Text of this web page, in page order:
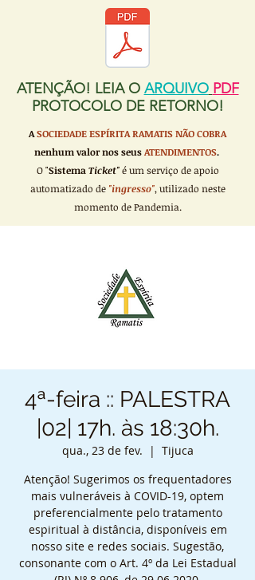
ATENÇÃO! LEIA O ARQUIVO PDF
PROTOCOLO DE RETORNO!
ASOCIEDADE ESPÍRITA RAMATISNÃO COBRA
nenhum valor nos seusATENDIMENTOS.
O "Sistema Ticket"é um serviço de apoio
automatizado de"ingresso", utilizado neste
momento de Pandemia.
4ª-feira :: PALESTRA
|02| 17h. às 18:30h.
qua., 23 de fev.
  |
Tijuca
Atenção! Sugerimos os frequentadores
mais vulneráveis à COVID-19, optem
preferencialmente pelo tratamento
espiritual à distância, disponíveis em
nosso site e redes sociais. Sugestão,
consonante com o Art. 4º da Lei Estadual